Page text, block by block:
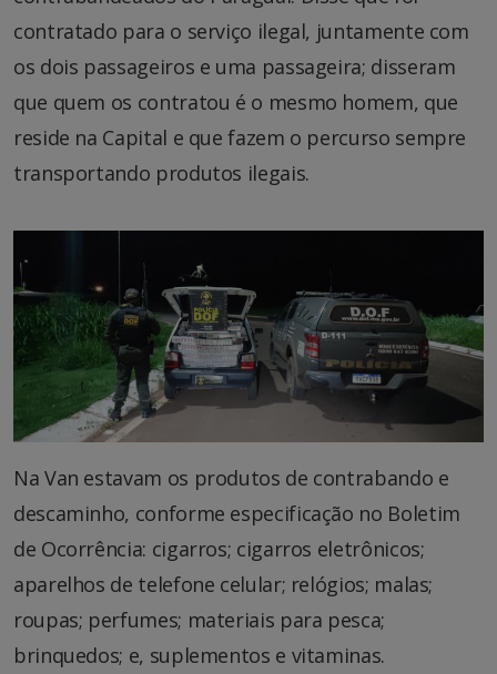
contratado para o serviço ilegal, juntamente com
os dois passageiros e uma passageira; disseram
que quem os contratou é o mesmo homem, que
reside na Capital e que fazem o percurso sempre
transportando produtos ilegais.
Na Van estavam os produtos de contrabando e
descaminho, conforme especificação no Boletim
de Ocorrência: cigarros; cigarros eletrônicos;
aparelhos de telefone celular; relógios; malas;
roupas; perfumes; materiais para pesca;
brinquedos; e, suplementos e vitaminas.